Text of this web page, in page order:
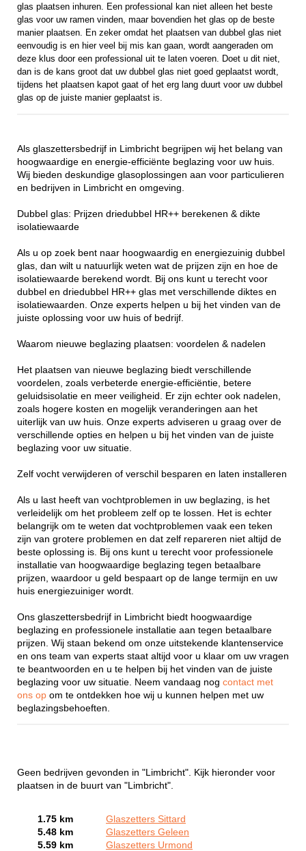
glas plaatsen inhuren. Een professional kan niet alleen het beste
glas voor uw ramen vinden, maar bovendien het glas op de beste
manier plaatsen. En zeker omdat het plaatsen van dubbel glas niet
eenvoudig is en hier veel bij mis kan gaan, wordt aangeraden om
deze klus door een professional uit te laten voeren. Doet u dit niet,
dan is de kans groot dat uw dubbel glas niet goed geplaatst wordt,
tijdens het plaatsen kapot gaat of het erg lang duurt voor uw dubbel
glas op de juiste manier geplaatst is.
Als glaszettersbedrijf in Limbricht begrijpen wij het belang van
hoogwaardige en energie-efficiënte beglazing voor uw huis.
Wij bieden deskundige glasoplossingen aan voor particulieren
en bedrijven in Limbricht en omgeving.
Dubbel glas: Prijzen driedubbel HR++ berekenen & dikte
isolatiewaarde
Als u op zoek bent naar hoogwaardig en energiezuinig dubbel
glas, dan wilt u natuurlijk weten wat de prijzen zijn en hoe de
isolatiewaarde berekend wordt. Bij ons kunt u terecht voor
dubbel en driedubbel HR++ glas met verschillende diktes en
isolatiewaarden. Onze experts helpen u bij het vinden van de
juiste oplossing voor uw huis of bedrijf.
Waarom nieuwe beglazing plaatsen: voordelen & nadelen
Het plaatsen van nieuwe beglazing biedt verschillende
voordelen, zoals verbeterde energie-efficiëntie, betere
geluidsisolatie en meer veiligheid. Er zijn echter ook nadelen,
zoals hogere kosten en mogelijk veranderingen aan het
uiterlijk van uw huis. Onze experts adviseren u graag over de
verschillende opties en helpen u bij het vinden van de juiste
beglazing voor uw situatie.
Zelf vocht verwijderen of verschil besparen en laten installeren
Als u last heeft van vochtproblemen in uw beglazing, is het
verleidelijk om het probleem zelf op te lossen. Het is echter
belangrijk om te weten dat vochtproblemen vaak een teken
zijn van grotere problemen en dat zelf repareren niet altijd de
beste oplossing is. Bij ons kunt u terecht voor professionele
installatie van hoogwaardige beglazing tegen betaalbare
prijzen, waardoor u geld bespaart op de lange termijn en uw
huis energiezuiniger wordt.
Ons glaszettersbedrijf in Limbricht biedt hoogwaardige
beglazing en professionele installatie aan tegen betaalbare
prijzen. Wij staan bekend om onze uitstekende klantenservice
en ons team van experts staat altijd voor u klaar om uw vragen
te beantwoorden en u te helpen bij het vinden van de juiste
beglazing voor uw situatie. Neem vandaag nog contact met
ons op om te ontdekken hoe wij u kunnen helpen met uw
beglazingsbehoeften.
Geen bedrijven gevonden in "Limbricht". Kijk hieronder voor
plaatsen in de buurt van "Limbricht".
1.75 km
Glaszetters Sittard
5.48 km
Glaszetters Geleen
5.59 km
Glaszetters Urmond